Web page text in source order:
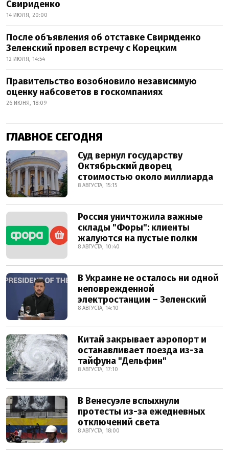
Свириденко
14 ИЮЛЯ, 20:00
После объявления об отставке Свириденко
Зеленский провел встречу с Корецким
12 ИЮЛЯ, 14:54
Правительство возобновило независимую
оценку набсоветов в госкомпаниях
26 ИЮНЯ, 18:09
ГЛАВНОЕ СЕГОДНЯ
Суд вернул государству
Октябрьский дворец
стоимостью около миллиарда
8 АВГУСТА, 15:15
Россия уничтожила важные
склады "Форы": клиенты
жалуются на пустые полки
8 АВГУСТА, 10:40
В Украине не осталось ни одной
неповрежденной
электростанции – Зеленский
8 АВГУСТА, 14:10
Китай закрывает аэропорт и
останавливает поезда из-за
тайфуна "Дельфин"
8 АВГУСТА, 17:10
В Венесуэле вспыхнули
протесты из-за ежедневных
отключений света
8 АВГУСТА, 18:00